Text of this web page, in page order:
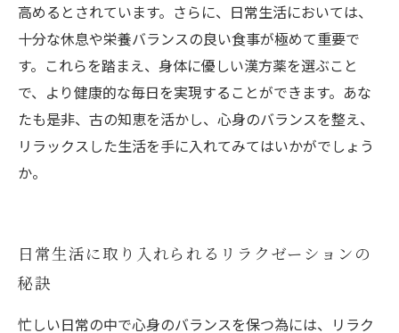
高めるとされています。さらに、日常生活においては、
十分な休息や栄養バランスの良い食事が極めて重要で
す。これらを踏まえ、身体に優しい漢方薬を選ぶこと
で、より健康的な毎日を実現することができます。あな
たも是非、古の知恵を活かし、心身のバランスを整え、
リラックスした生活を手に入れてみてはいかがでしょう
か。
日常生活に取り入れられるリラクゼーションの
秘訣
忙しい日常の中で心身のバランスを保つ為には、リラク